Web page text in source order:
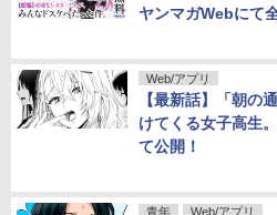
ヤンマガWebにて
Web/アプリ
【最新話】「朝の
けてくる女子高生
て公開！
青年 Web/アプリ